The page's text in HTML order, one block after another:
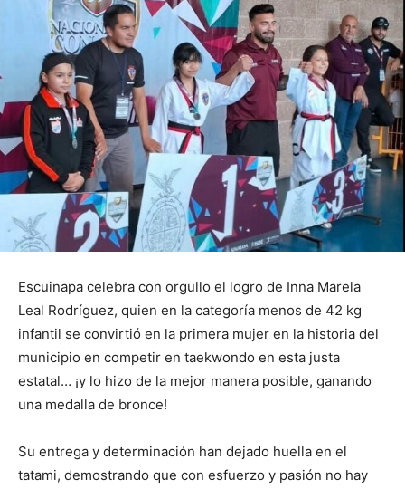
Escuinapa celebra con orgullo el logro de Inna Marela
Leal Rodríguez, quien en la categoría menos de 42 kg
infantil se convirtió en la primera mujer en la historia del
municipio en competir en taekwondo en esta justa
estatal… ¡y lo hizo de la mejor manera posible, ganando
una medalla de bronce!
Su entrega y determinación han dejado huella en el
tatami, demostrando que con esfuerzo y pasión no hay